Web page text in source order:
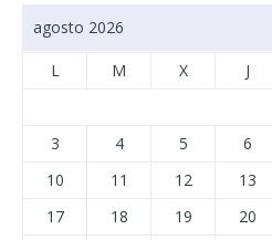
agosto 2026
L M X J
3
4 5 6
10
11 12 13
17
18 19 20